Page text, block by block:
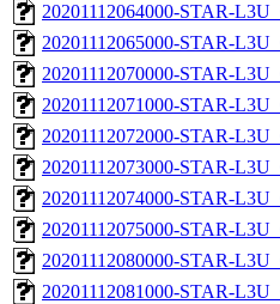
20201112064000-STAR-
20201112065000-STAR-
20201112070000-STAR-
20201112071000-STAR-
20201112072000-STAR-
20201112073000-STAR-
20201112074000-STAR-
20201112075000-STAR-
20201112080000-STAR-
20201112081000-STAR-